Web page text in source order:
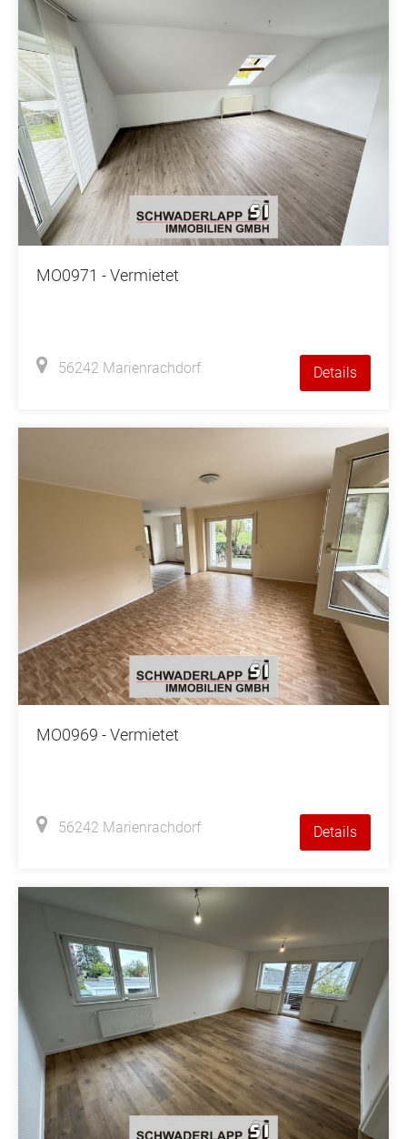
MO0971 - Vermietet
56242 Marienrachdorf Details
MO0969 - Vermietet
56242 Marienrachdorf Details